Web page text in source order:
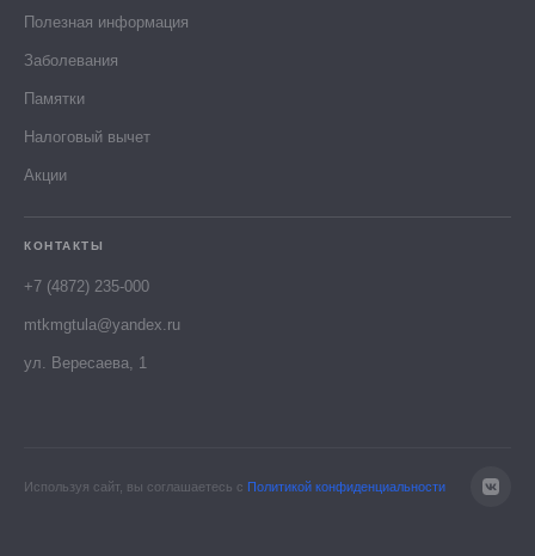
Полезная информация
Заболевания
Памятки
Налоговый вычет
Акции
КОНТАКТЫ
+7 (4872) 235-000
mtkmgtula@yandex.ru
ул. Вересаева, 1
Используя сайт, вы соглашаетесь с Политикой конфиденциальности